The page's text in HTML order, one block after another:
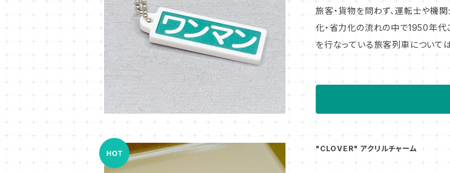
旅客・貨物を問わず、運転士や機
化・省力化の流れの中で1950年代
を行なっている旅客列車について
"CLOVER" アクリルチャーム